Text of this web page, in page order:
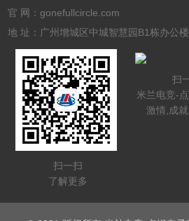
官 网：gonefullcircle.com
地 址：广州增城区中城智慧园B1栋办公楼
扫一扫
了解更多
扫
米兰电竞-
激情,成